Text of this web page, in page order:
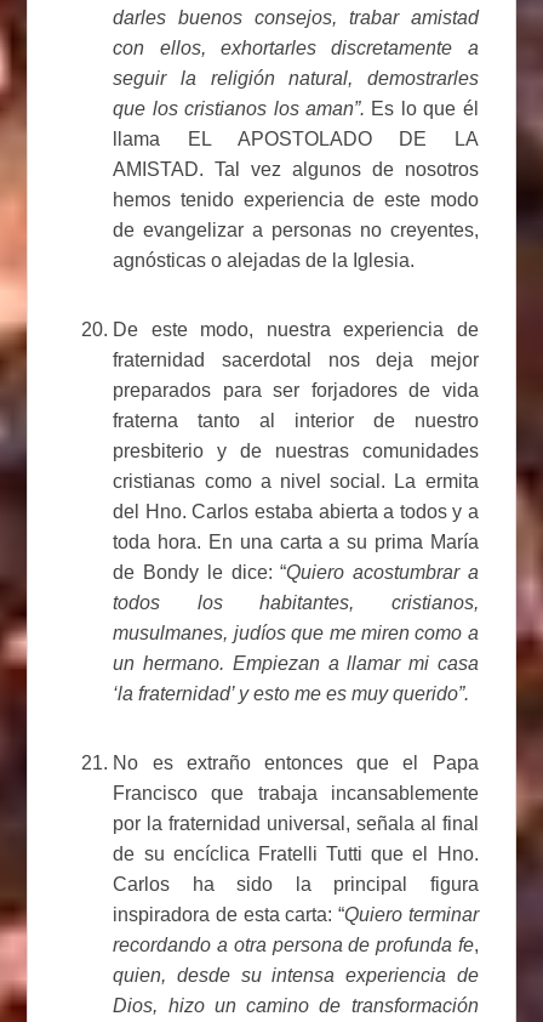
darles buenos consejos, trabar amistad
con ellos, exhortarles discretamente a
seguir la religión natural, demostrarles
que los cristianos los aman”. Es lo que él
llama EL APOSTOLADO DE LA
AMISTAD. Tal vez algunos de nosotros
hemos tenido experiencia de este modo
de evangelizar a personas no creyentes,
agnósticas o alejadas de la Iglesia.
De este modo, nuestra experiencia de
fraternidad sacerdotal nos deja mejor
preparados para ser forjadores de vida
fraterna tanto al interior de nuestro
presbiterio y de nuestras comunidades
cristianas como a nivel social. La ermita
del Hno. Carlos estaba abierta a todos y a
toda hora. En una carta a su prima María
de Bondy le dice: “Quiero acostumbrar a
todos los habitantes, cristianos,
musulmanes, judíos que me miren como a
un hermano. Empiezan a llamar mi casa
‘la fraternidad’ y esto me es muy querido”.
No es extraño entonces que el Papa
Francisco que trabaja incansablemente
por la fraternidad universal, señala al final
de su encíclica Fratelli Tutti que el Hno.
Carlos ha sido la principal figura
inspiradora de esta carta: “Quiero terminar
recordando a otra persona de profunda fe,
quien, desde su intensa experiencia de
Dios, hizo un camino de transformación